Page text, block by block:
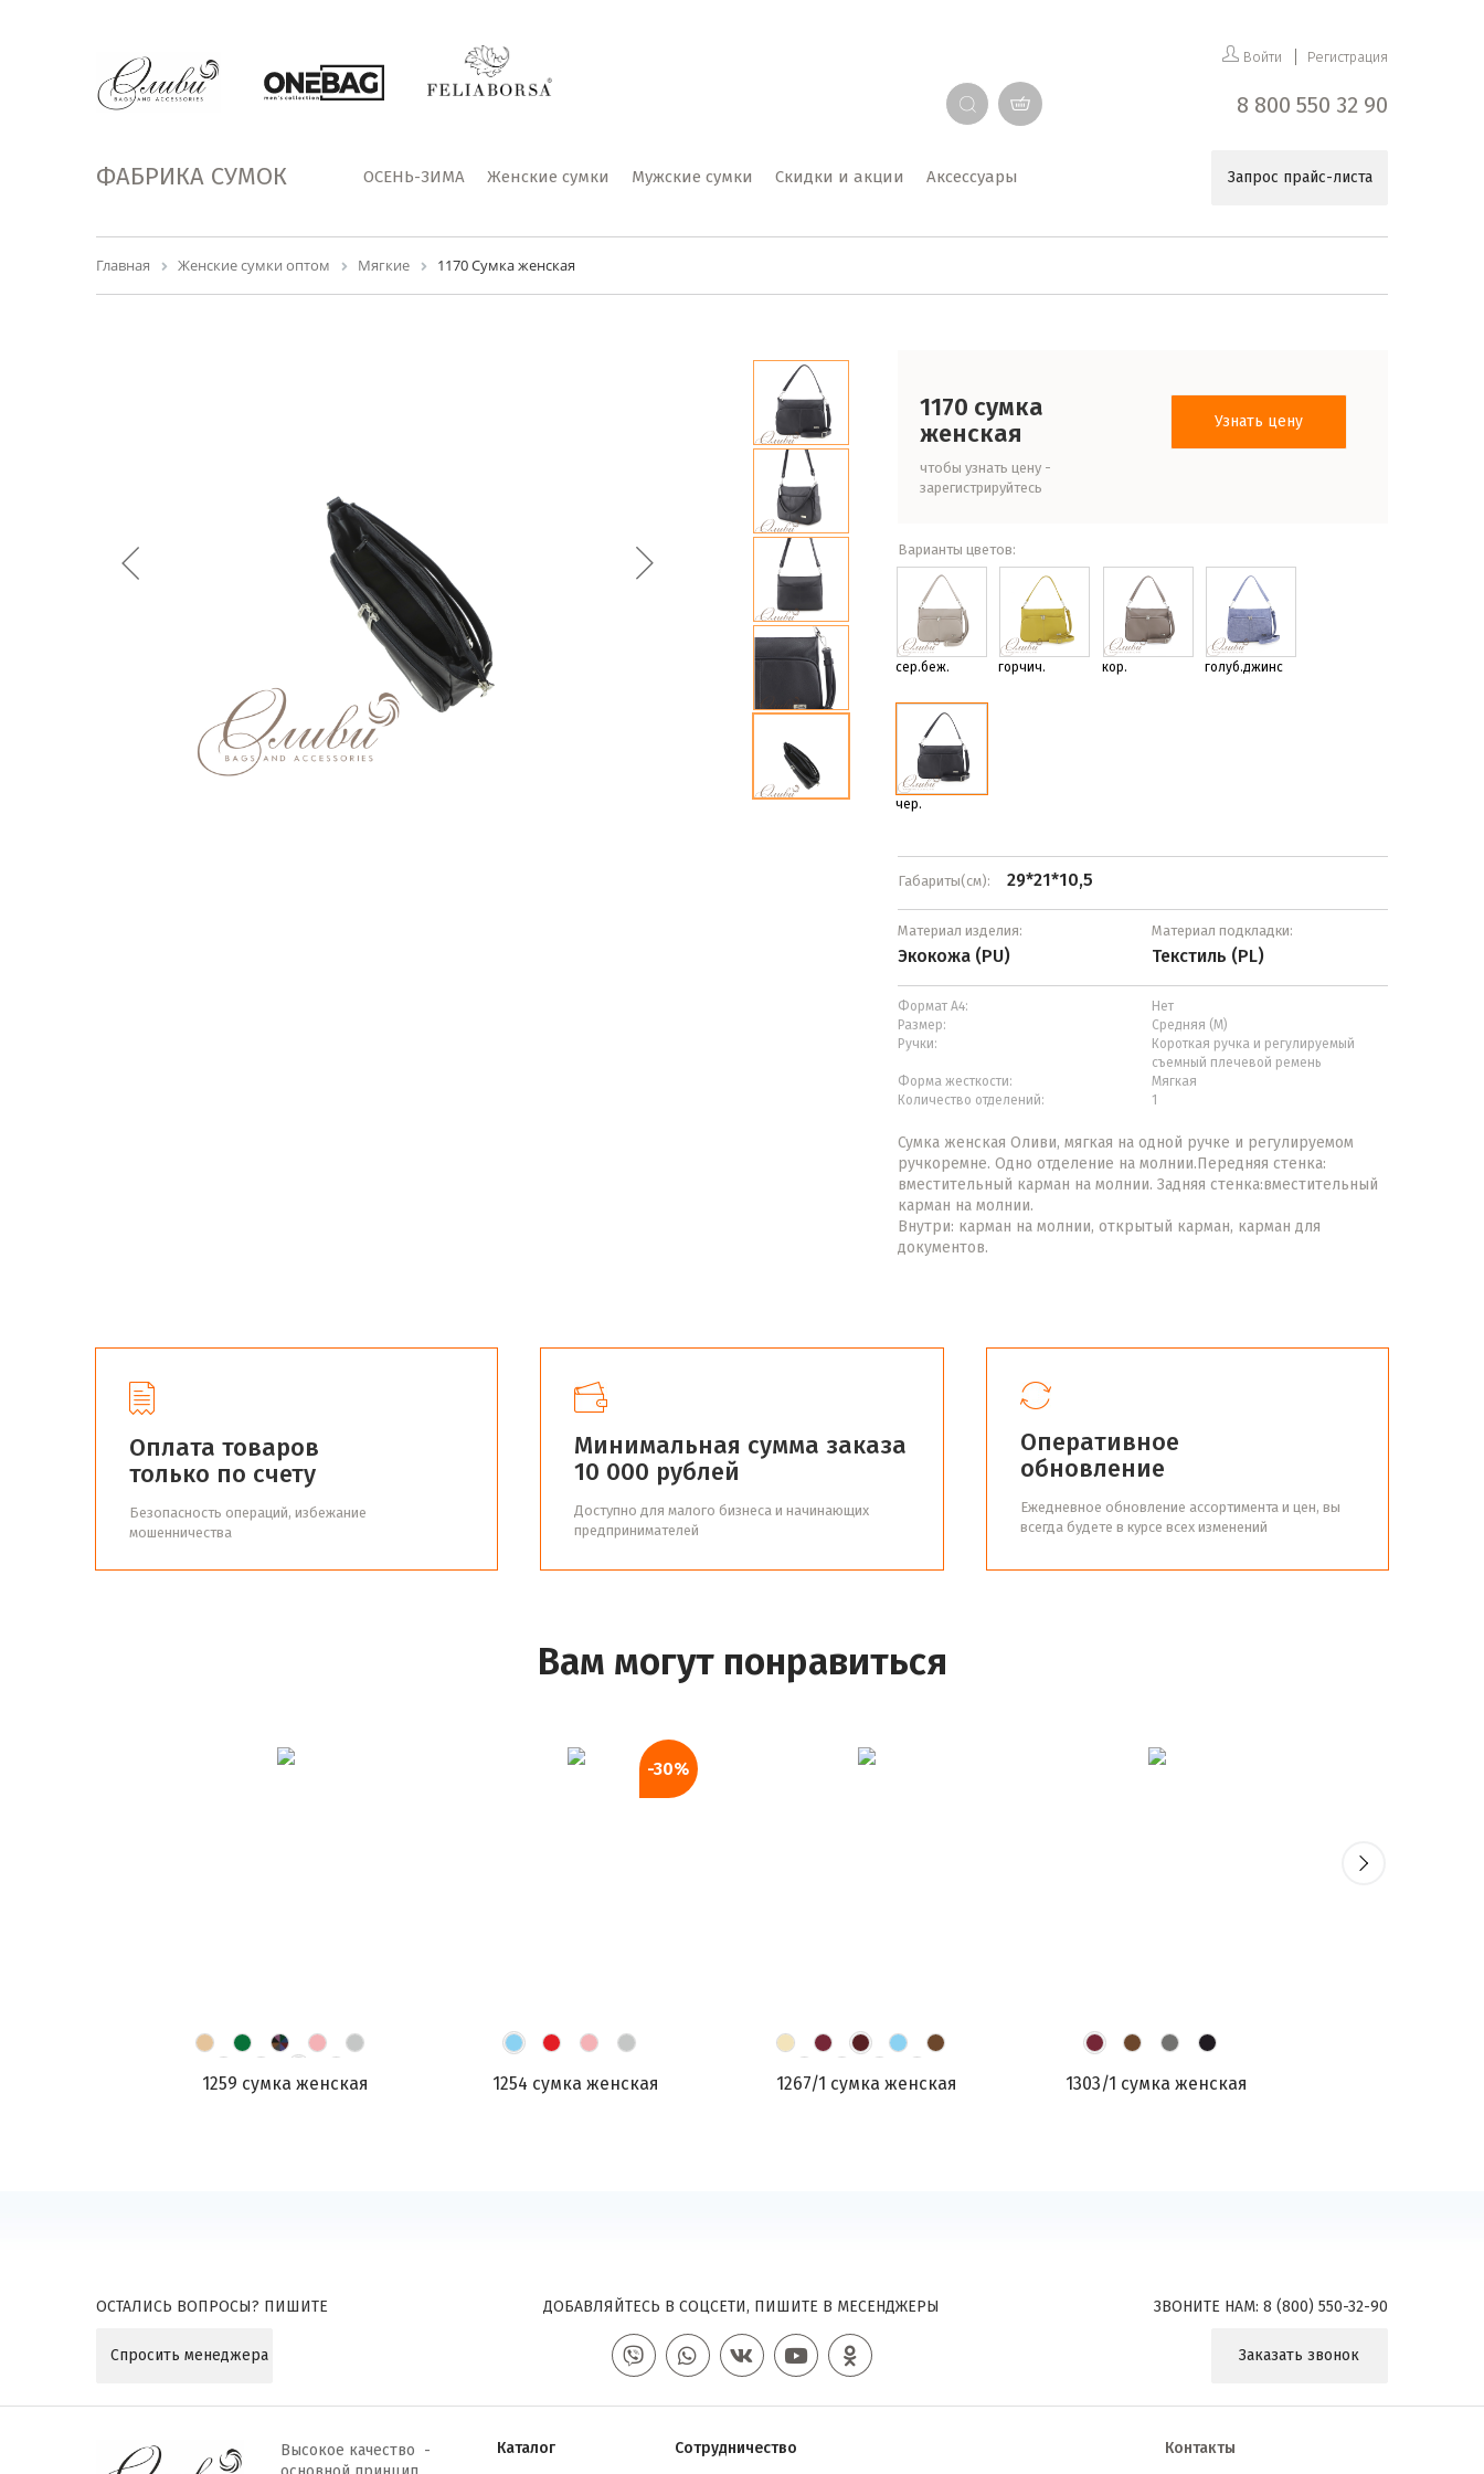
ФАБРИКА СУМОК ОСЕНЬ-ЗИМА Женские сумки Мужские сумки Скидки и акции Аксессуары
Войти Регистрация
8 800 550 32 90
Запрос прайс-листа
Главная Женские сумки оптом Мягкие 1170 Сумка женская
1170 сумка
женская
чтобы узнать цену -
зарегистрируйтесь
Узнать цену
Варианты цветов:
сер.беж. горчич. кор. голуб.джинс
чер.
Габариты(см): 29*21*10,5
Материал изделия:
Экокожа (PU)
Материал подкладки:
Текстиль (PL)
Формат А4:
Нет
Размер:
Средняя (М)
Ручки:
Короткая ручка и регулируемый
съемный плечевой ремень
Форма жесткости:
Мягкая
Количество отделений:
1
Сумка женская Оливи, мягкая на одной ручке и регулируемом
ручкоремне. Одно отделение на молнии.Передняя стенка:
вместительный карман на молнии. Задняя стенка:вместительный
карман на молнии.
Внутри: карман на молнии, открытый карман, карман для
документов.
Оплата товаров
только по счету
Безопасность операций, избежание
мошенничества
Минимальная сумма заказа
10 000 рублей
Доступно для малого бизнеса и начинающих
предпринимателей
Оперативное
обновление
Ежедневное обновление ассортимента и цен, вы
всегда будете в курсе всех изменений
Вам могут понравиться
1259 сумка женская
-30%
1254 сумка женская 1267/1 сумка женская 1303/1 сумка женская
ОСТАЛИСЬ ВОПРОСЫ? ПИШИТЕ
Спросить менеджера
ДОБАВЛЯЙТЕСЬ В СОЦСЕТИ, ПИШИТЕ В МЕСЕНДЖЕРЫ ЗВОНИТЕ НАМ: 8 (800) 550-32-90
Заказать звонок
Высокое качество -
Контакты
Каталог Сотрудничество